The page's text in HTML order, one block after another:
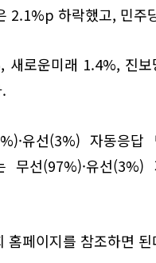
2.1%p 하락했고, 민주
새로운미래 1.4%, 진
유선(3%) 자동응답
선(97%)·유선(3%)
홈페이지를 참조하면 된